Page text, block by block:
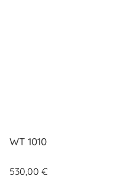
WT 1010
530,00 €